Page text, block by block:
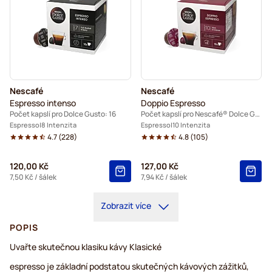
Nescafé
Espresso intenso
Počet kapslí pro Dolce Gusto: 16
Espresso 8 Intenzita
4.7(228)
120,00 Kč
7,50 Kč / šálek
Nescafé
Doppio Espresso
Počet kapslí pro Nescafé® Dolce Gusto: 16
Espresso 10 Intenzita
4.8(105)
127,00 Kč
7,94 Kč / šálek
Zobrazit více
POPIS
Uvařte skutečnou klasiku kávy Klasické
espresso je základní podstatou skutečných kávových zážitků,